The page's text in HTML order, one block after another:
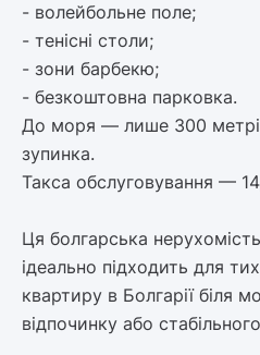
- волейбольне поле;
- тенісні столи;
- зони барбекю;
- безкоштовна парковка.
До моря — лише 300
зупинка.
Такса обслуговування —
Ця болгарська
ідеально підходить для
квартиру в Болгарії біля
відпочинку або